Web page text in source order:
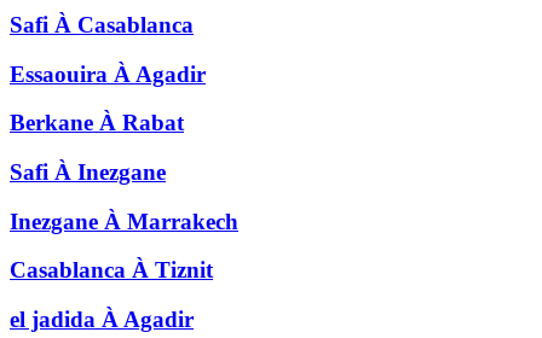
Safi À Casablanca
Essaouira À Agadir
Berkane À Rabat
Safi À Inezgane
Inezgane À Marrakech
Casablanca À Tiznit
el jadida À Agadir